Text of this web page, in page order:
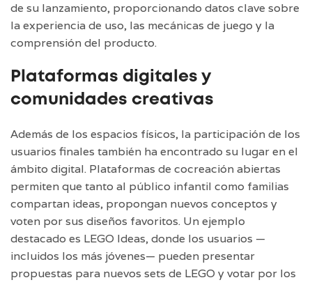
de su lanzamiento, proporcionando datos clave sobre
la experiencia de uso, las mecánicas de juego y la
comprensión del producto.
Plataformas digitales y
comunidades creativas
Además de los espacios físicos, la participación de los
usuarios finales también ha encontrado su lugar en el
ámbito digital. Plataformas de cocreación abiertas
permiten que tanto al público infantil como familias
compartan ideas, propongan nuevos conceptos y
voten por sus diseños favoritos. Un ejemplo
destacado es LEGO Ideas, donde los usuarios —
incluidos los más jóvenes— pueden presentar
propuestas para nuevos sets de LEGO y votar por los